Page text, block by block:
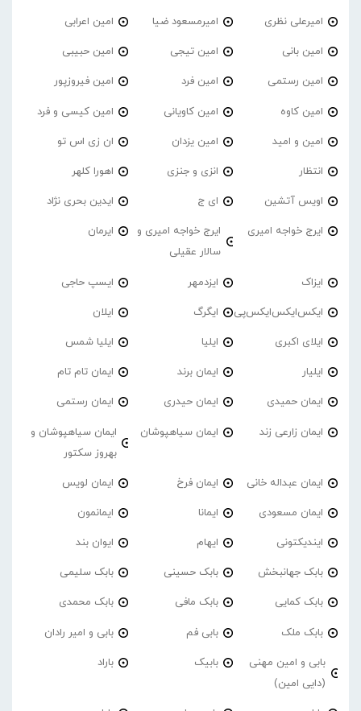
امیرعلی نظری امیرمسعود ضیا امین اعرابی
امین بانی امین تیجی امین حبیبی
امین رستمی امین فرد امین فیروزپور
امین کاوه امین کاویانی امین کیسی و فرد
امین و امید امین یزدان ان زی اس تو
انتظار انزی و جنزی اهورا کلهر
اویس آتشین ای ج ایدین بحری نژاد
ایرج خواجه امیری
ایرج خواجه امیری و
سالار عقیلی
ایرمان
ایزاک ایزدمهر ایسپ حاجی
ایکس‌ایکس‌ایکس‌پی ایگرگ ایلان
ایلای اکبری ایلیا ایلیا شمس
ایلیار ایمان برند ایمان تام تام
ایمان حمیدی ایمان حیدری ایمان رستمی
ایمان زارعی زند ایمان سیاهپوشان
ایمان سیاهپوشان و
بهروز سکتور
ایمان عبداله خانی ایمان فرخ ایمان لویس
ایمان مسعودی ایمانا ایمانمون
ایندیکتونی ایهام ایوان بند
بابک جهانبخش بابک حسینی بابک سلیمی
بابک کمایی بابک مافی بابک محمدی
بابک ملک بابی فم بابی و امیر رادان
بابی و امین مهنی
(دایی امین)
بابیک باراد